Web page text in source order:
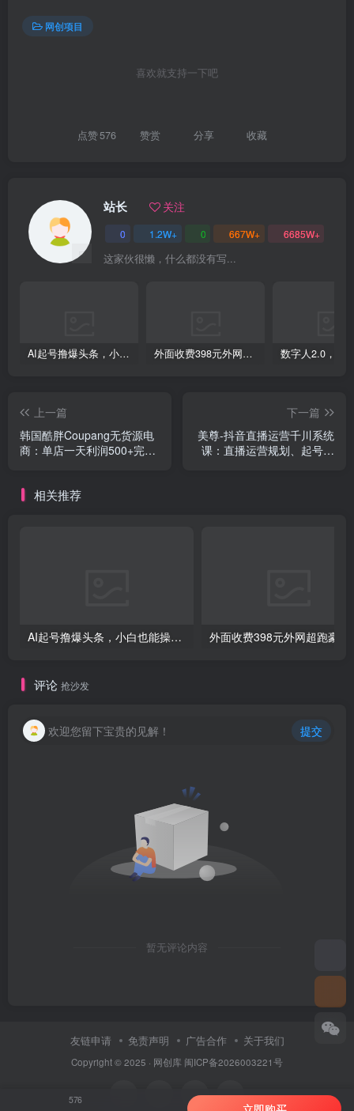
网创项目
喜欢就支持一下吧
点赞576 赞赏 分享 收藏
站长 关注
0 1.2W+ 0 667W+ 6685W+
这家伙很懒，什么都没有写...
AI起号撸爆头条，小白也能操作，日入2000+ 外面收费398元外网超跑豪车汽车视频搬运至快手抖音上热门项目
上一篇
韩国酷胖Coupang无货源电
商：单店一天利润500+完爆
下一篇
美尊-抖音直播运营千川系统
课：直播​运营规划、起号、
相关推荐
AI起号撸爆头条，小白也能操作，日入2000+
评论 抢沙发
欢迎您留下宝贵的见解！ 提交
暂无评论内容
友链申请 免责声明 广告合作 关于我们
Copyright © 2025 · 网创库 闽ICP备2026003221号
576